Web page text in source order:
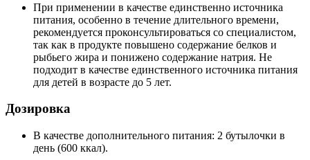
При применении в качестве единственно источника
питания, особенно в течение длительного времени,
рекомендуется проконсультироваться со специалистом,
так как в продукте повышено содержание белков и
рыбьего жира и понижено содержание натрия. Не
подходит в качестве единственного источника питания
для детей в возрасте до 5 лет.
Дозировка
В качестве дополнительного питания: 2 бутылочки в
день (600 ккал).